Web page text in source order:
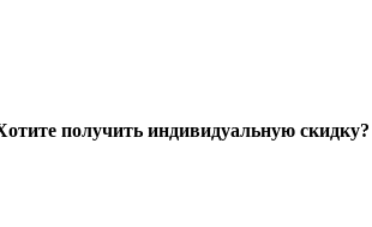
получить индивидуальную скидку?